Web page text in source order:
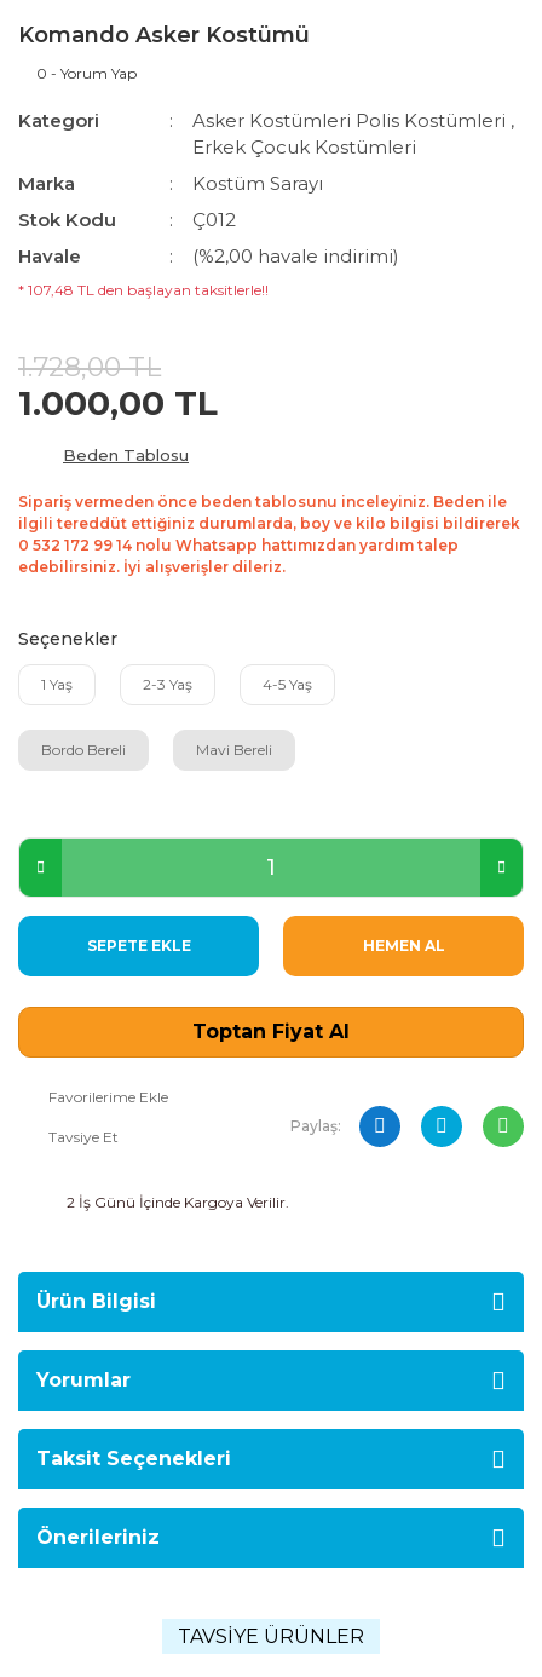
Komando Asker Kostümü
0 - Yorum Yap
Kategori Asker Kostümleri Polis Kostümleri ,
Erkek Çocuk Kostümleri
Marka
Kostüm Sarayı
Stok Kodu
Ç012
Havale
(%2,00 havale indirimi)
* 107,48 TL den başlayan taksitlerle!!
1.728,00 TL
1.000,00 TL
Beden Tablosu
Sipariş vermeden önce beden tablosunu inceleyiniz. Beden ile
ilgili tereddüt ettiğiniz durumlarda, boy ve kilo bilgisi bildirerek
0 532 172 99 14 nolu Whatsapp hattımızdan yardım talep
edebilirsiniz. İyi alışverişler dileriz.
Seçenekler
1 Yaş 2-3 Yaş 4-5 Yaş
Bordo Bereli Mavi Bereli
SEPETE EKLE HEMEN AL
Toptan Fiyat Al
Tavsiye Et
Paylaş:
2 İş Günü İçinde Kargoya Verilir.
Ürün Bilgisi
Yorumlar
Taksit Seçenekleri
Önerileriniz
TAVSİYE ÜRÜNLER